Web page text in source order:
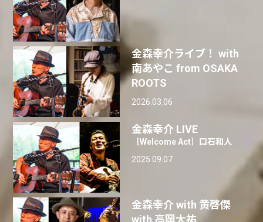
金森幸介ライブ！ with
南あやこ from OSAKA
ROOTS
2026.03.06
金森幸介 LIVE
［Welcome Act］口石和人
2025.09.07
金森幸介 with 黄啓傑